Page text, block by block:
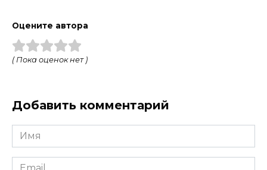
Оцените автора
( Пока оценок нет )
Добавить комментарий
Имя
*
Email